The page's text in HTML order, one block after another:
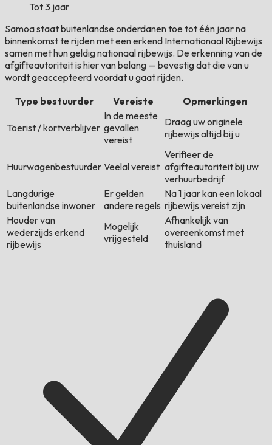
Tot 3 jaar
Samoa staat buitenlandse onderdanen toe tot één jaar na
binnenkomst te rijden met een erkend Internationaal Rijbewijs
samen met hun geldig nationaal rijbewijs. De erkenning van de
afgifteautoriteit is hier van belang — bevestig dat die van u
wordt geaccepteerd voordat u gaat rijden.
Type bestuurder
Vereiste Opmerkingen
Toerist / kortverblijver
In de meeste
gevallen
vereist
Draag uw originele
rijbewijs altijd bij u
Huurwagenbestuurder Veelal vereist
Verifieer de
afgifteautoriteit bij uw
verhuurbedrijf
Langdurige
buitenlandse inwoner
Er gelden
andere regels
Na 1 jaar kan een lokaal
rijbewijs vereist zijn
Houder van
wederzijds erkend
rijbewijs
Mogelijk
vrijgesteld
Afhankelijk van
overeenkomst met
thuisland